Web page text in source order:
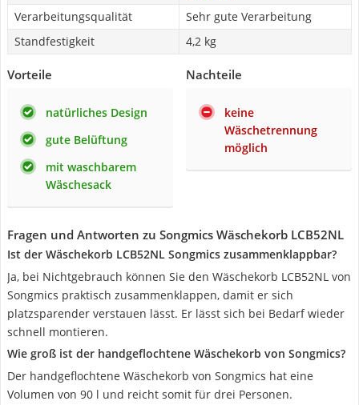
Verarbeitungsqualität
Sehr gute Verarbeitung
Standfestigkeit
4,2 kg
Vorteile
natürliches Design
gute Belüftung
mit waschbarem
Wäschesack
Nachteile
keine
Wäschetrennung
möglich
Fragen und Antworten zu Songmics Wäschekorb LCB52NL
Ist der Wäschekorb LCB52NL Songmics zusammenklappbar?
Ja, bei Nichtgebrauch können Sie den Wäschekorb LCB52NL von
Songmics praktisch zusammenklappen, damit er sich
platzsparender verstauen lässt. Er lässt sich bei Bedarf wieder
schnell montieren.
Wie groß ist der handgeflochtene Wäschekorb von Songmics?
Der handgeflochtene Wäschekorb von Songmics hat eine
Volumen von 90 l und reicht somit für drei Personen.